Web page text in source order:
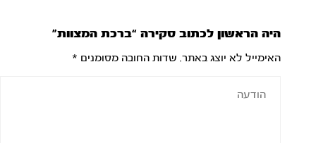
היה הראשון לכתוב סקירה “ברכת המצוות”
האימייל לא יוצג באתר. שדות החובה מסומנים *